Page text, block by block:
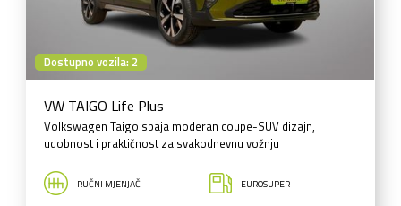
Dostupno vozila: 2
VW TAIGO Life Plus
Volkswagen Taigo spaja moderan coupe-SUV dizajn,
udobnost i praktičnost za svakodnevnu vožnju
RUČNI MJENJAČ EUROSUPER